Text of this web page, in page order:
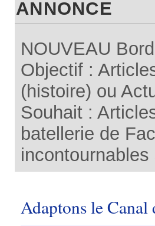
ANNONCE
NOUVEAU
Objectif :
(histoire) ou
Souhait :
batellerie de
Adaptons le Canal